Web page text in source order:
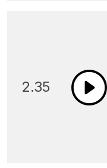
2.35